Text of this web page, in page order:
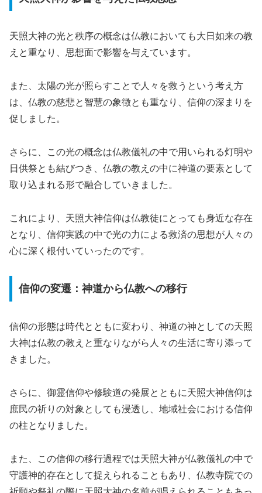
天照大神の光と秩序の概念は仏教においても大日如来の教
えと重なり、思想面で影響を与えています。
また、太陽の光が照らすことで人々を救うという考え方
は、仏教の慈悲と智慧の象徴とも重なり、信仰の深まりを
促しました。
さらに、この光の概念は仏教儀礼の中で用いられる灯明や
日供祭とも結びつき、仏教の教えの中に神道の要素として
取り込まれる形で融合していきました。
これにより、天照大神信仰は仏教徒にとっても身近な存在
となり、信仰実践の中で光の力による救済の思想が人々の
心に深く根付いていったのです。
信仰の変遷：神道から仏教への移行
信仰の形態は時代とともに変わり、神道の神としての天照
大神は仏教の教えと重なりながら人々の生活に寄り添って
きました。
さらに、御霊信仰や修験道の発展とともに天照大神信仰は
庶民の祈りの対象としても浸透し、地域社会における信仰
の柱となりました。
また、この信仰の移行過程では天照大神が仏教儀礼の中で
守護神的存在として捉えられることもあり、仏教寺院での